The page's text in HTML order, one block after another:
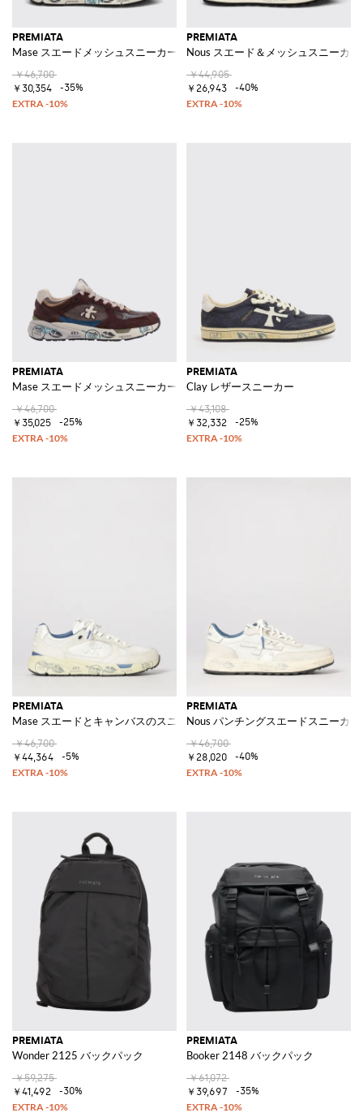
PREMIATA
Mase スエードメッシュスニーカー
￥46,700
￥30,354
-35%
PREMIATA
Nous スエード＆メッシュスニーカー
￥44,905
￥26,943
-40%
PREMIATA
Mase スエードメッシュスニーカー
￥46,700
￥35,025
-25%
PREMIATA
Clay レザースニーカー
￥43,108
￥32,332
-25%
PREMIATA
Mase スエードとキャンバスのスニーカー
￥46,700
￥44,364
-5%
PREMIATA
Nous パンチングスエードスニーカー
￥46,700
￥28,020
-40%
PREMIATA
Wonder 2125 バックパック
￥59,275
￥41,492
-30%
PREMIATA
Booker 2148 バックパック
￥61,072
￥39,697
-35%